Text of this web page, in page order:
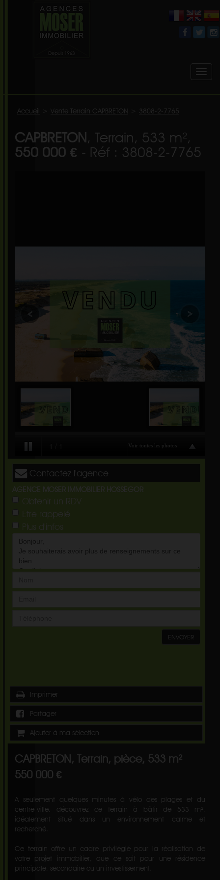
Accueil Vente Terrain CAPBRETON 3808-2-7765
CAPBRETON, Terrain, 533 m²,
550 000 € - Réf : 3808-2-7765
Contactez l'agence
AGENCE MOSER IMMOBILIER HOSSEGOR
Obtenir un RDV
Etre rappelé
Plus d'infos
ENVOYER
Imprimer
Partager
Ajouter à ma sélection
CAPBRETON, Terrain, pièce, 533 m²
550 000 €
A seulement quelques minutes à vélo des plages et du
centre-ville, découvrez ce terrain à bâtir de 533 m²,
idéalement situé dans un environnement calme et
recherché.
Ce terrain offre un cadre privilégié pour la réalisation de
votre projet immobilier, que ce soit pour une résidence
principale, secondaire ou un investissement.